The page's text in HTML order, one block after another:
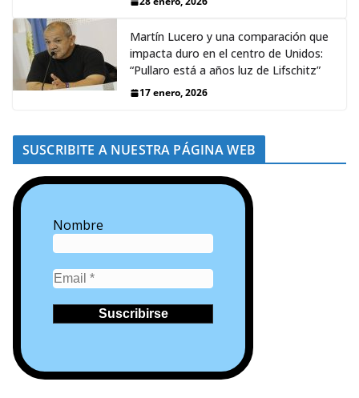
Martín Lucero y una comparación que
impacta duro en el centro de Unidos:
“Pullaro está a años luz de Lifschitz”
17 enero, 2026
SUSCRIBITE A NUESTRA PÁGINA WEB
Nombre